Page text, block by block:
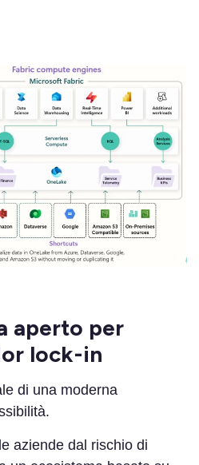
aperto per
lock-in
di una moderna
aziende dal rischio di